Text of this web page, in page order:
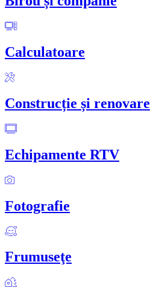
Calculatoare
Construcție și renovare
Echipamente RTV
Fotografie
Frumuseţe